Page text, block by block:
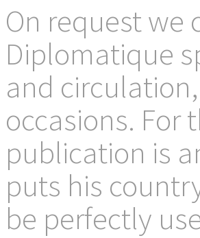
On request we
Diplomatique
and
occasions. For
publication is
puts his
be perfectly